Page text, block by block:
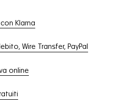
Klarna
Wire Transfer, PayPal
online